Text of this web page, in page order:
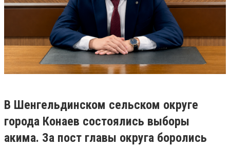
В Шенгельдинском сельском округе
города Конаев состоялись выборы
акима. За пост главы округа боролись